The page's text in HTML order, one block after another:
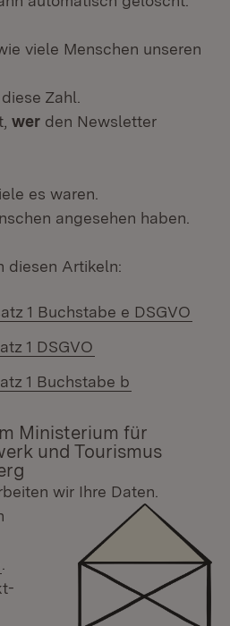
viele Menschen unseren
Zahl.
wer den Newsletter
es waren.
angesehen haben.
diesen Artikeln:
1 Buchstabe e DSGVO
1 DSGVO
1 Buchstabe b
Ministerium für
und Tourismus
wir Ihre Daten.
(Öffnet in neuem Fenster)